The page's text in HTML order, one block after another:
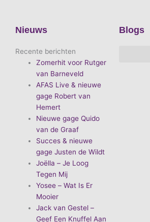
Nieuws
Recente berichten
Zomerhit voor Rutger
van Barneveld
AFAS Live & nieuwe
gage Robert van
Hemert
Nieuwe gage Quido
van de Graaf
Succes & nieuwe
gage Justen de Wildt
Joëlla – Je Loog
Tegen Mij
Yosee – Wat Is Er
Mooier
Jack van Gestel –
Geef Een Knuffel Aan
Blogs